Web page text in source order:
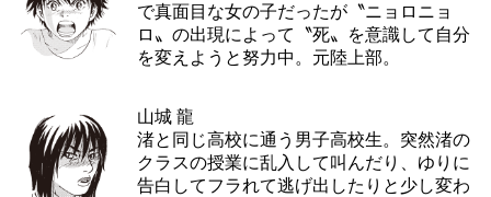
で真面目な女の子だったが〝ニョロニョ
ロ〟の出現によって〝死〟を意識して自分
を変えようと努力中。元陸上部。
山城 龍
渚と同じ高校に通う男子高校生。突然渚の
クラスの授業に乱入して叫んだり、ゆりに
告白してフラれて逃げ出したりと少し変わ